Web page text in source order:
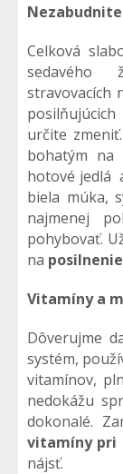
Celková
sedavého
stravovacích
určite
bohatým
hotové jedlá
biela múka,
najmenej
pohybovať.
na
Vitamíny a
Dôverujme
systém,
vitamínov,
nedokážu
dokonalé.
vitamíny pri
nájsť.